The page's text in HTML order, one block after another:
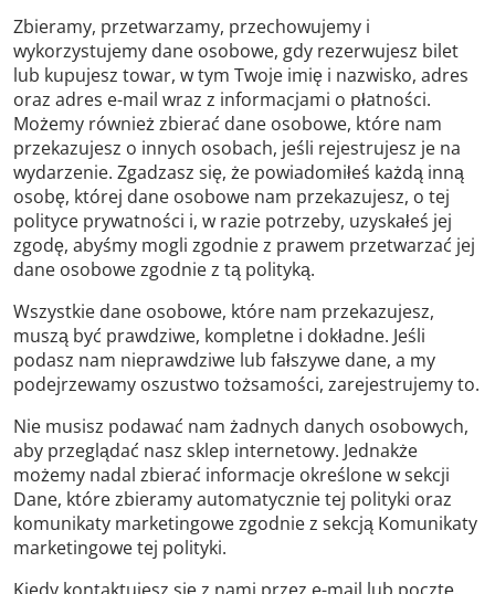
Zbieramy, przetwarzamy, przechowujemy i
wykorzystujemy dane osobowe, gdy rezerwujesz bilet
lub kupujesz towar, w tym Twoje imię i nazwisko, adres
oraz adres e-mail wraz z informacjami o płatności.
Możemy również zbierać dane osobowe, które nam
przekazujesz o innych osobach, jeśli rejestrujesz je na
wydarzenie. Zgadzasz się, że powiadomiłeś każdą inną
osobę, której dane osobowe nam przekazujesz, o tej
polityce prywatności i, w razie potrzeby, uzyskałeś jej
zgodę, abyśmy mogli zgodnie z prawem przetwarzać jej
dane osobowe zgodnie z tą polityką.
Wszystkie dane osobowe, które nam przekazujesz,
muszą być prawdziwe, kompletne i dokładne. Jeśli
podasz nam nieprawdziwe lub fałszywe dane, a my
podejrzewamy oszustwo tożsamości, zarejestrujemy to.
Nie musisz podawać nam żadnych danych osobowych,
aby przeglądać nasz sklep internetowy. Jednakże
możemy nadal zbierać informacje określone w sekcji
Dane, które zbieramy automatycznie tej polityki oraz
komunikaty marketingowe zgodnie z sekcją Komunikaty
marketingowe tej polityki.